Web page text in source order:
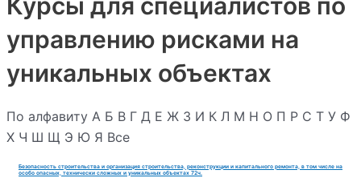
управлению рисками на
уникальных объектах
По алфавиту А Б В Г Д Е Ж З И К Л М Н О П Р С Т У Ф
Х Ч Ш Щ Э Ю Я Все
Безопасность строительства и организация строительства, реконструкции и капитального ремонта, в том числе на
особо опасных, технически сложных и уникальных объектах 72ч.